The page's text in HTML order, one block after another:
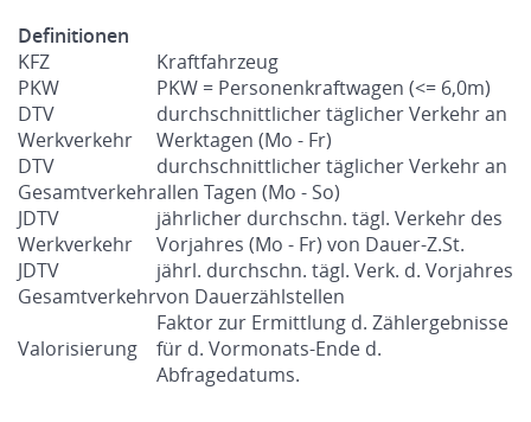
Definitionen
KFZ
Kraftfahrzeug
PKW
PKW = Personenkraftwagen (<= 6,0m)
DTV
Werkverkehr
durchschnittlicher täglicher Verkehr an
Werktagen (Mo - Fr)
DTV
Gesamtverkehr
durchschnittlicher täglicher Verkehr an
allen Tagen (Mo - So)
JDTV
Werkverkehr
jährlicher durchschn. tägl. Verkehr des
Vorjahres (Mo - Fr) von Dauer-Z.St.
JDTV
Gesamtverkehr
jährl. durchschn. tägl. Verk. d. Vorjahres
von Dauerzählstellen
Valorisierung
Faktor zur Ermittlung d. Zählergebnisse
für d. Vormonats-Ende d.
Abfragedatums.